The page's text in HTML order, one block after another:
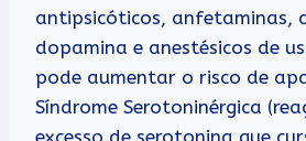
antipsicóticos, anfetaminas,
dopamina e anestésicos de
pode aumentar o risco de
Síndrome Serotoninérgica
excesso de serotonina que